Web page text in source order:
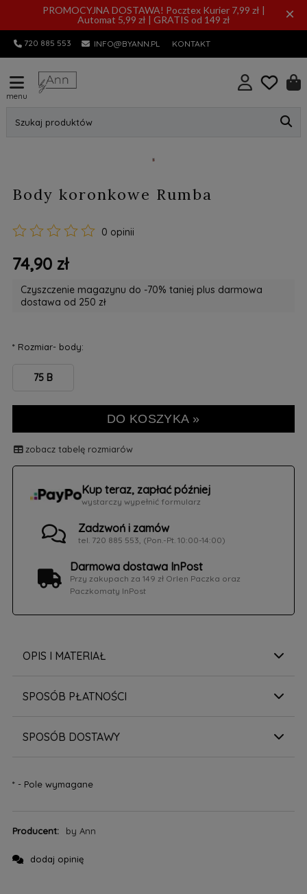
PROMOCYJNA DOSTAWA! Pocztex Kurier 7,99 zł |
Automat 5,99 zł | GRATIS od 149 zł
×
720 885 553 INFO@BYANN.PL KONTAKT
menu
Szukaj produktów
Body koronkowe Rumba
0 opinii
74,90 zł
Czyszczenie magazynu do -70% taniej plus darmowa
dostawa od 250 zł
*Rozmiar- body:
75 B
DO KOSZYKA »
zobacz tabelę rozmiarów
Kup teraz, zapłać później
wystarczy wypełnić formularz
Zadzwoń i zamów
tel. 720 885 553, (Pon.-Pt. 10:00-14:00)
Darmowa dostawa InPost
Przy zakupach za 149 zł Orlen Paczka oraz
Paczkomaty InPost
OPIS I MATERIAŁ
SPOSÓB PŁATNOŚCI
SPOSÓB DOSTAWY
*- Pole wymagane
Producent: by Ann
dodaj opinię